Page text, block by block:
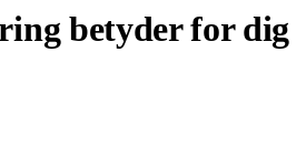
betyder for dig